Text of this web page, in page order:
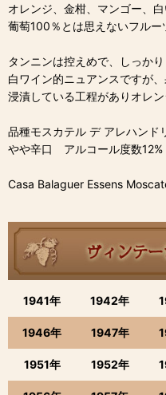
オレンジ、金柑、マンゴー、白
葡萄100％とは思えないフルー
タンニンは控えめで、しっか
白ワイン的ニュアンスですが
浸漬している工程がありオレン
品種モスカテル デ アレハンド
やや辛口 アルコール度数
Casa Balaguer Essens
1941年 1942年
1946年 1947年
1951年 1952年